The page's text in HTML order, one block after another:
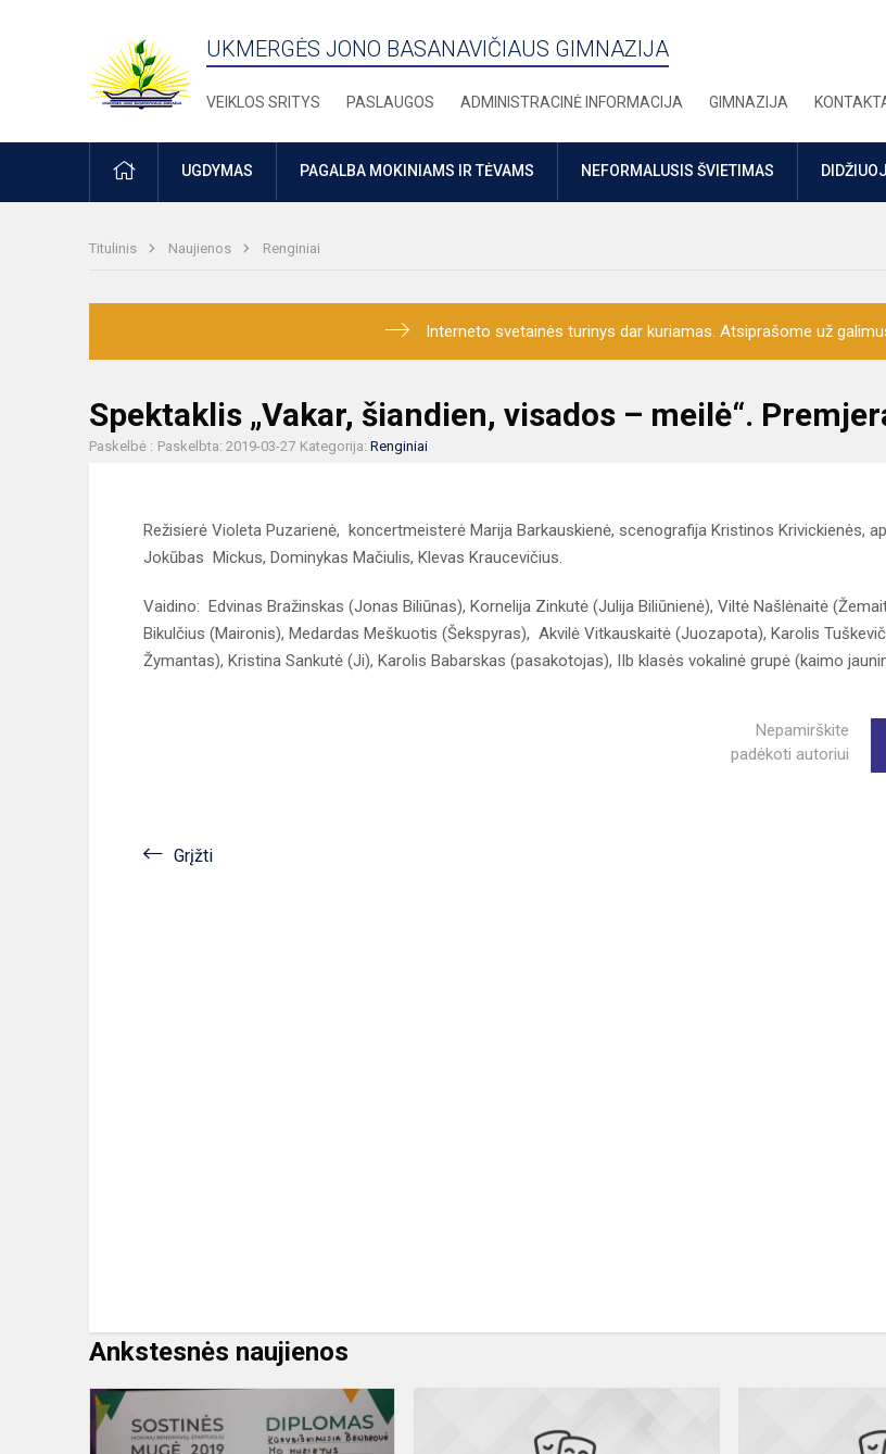
UKMERGĖS JONO BASANAVIČIAUS GIMNAZIJA
VEIKLOS SRITYS PASLAUGOS ADMINISTRACINĖ INFORMACIJA GIMNAZIJA
PRADŽIAUGDYMAS PAGALBA MOKINIAMS IR TĖVAMS NEFORMALUSIS ŠVIETIMAS
Titulinis Naujienos Renginiai
Interneto svetainės turinys dar kuriamas. Atsiprašome už
Spektaklis „Vakar, šiandien, visados – meilė“.
Paskelbė : Paskelbta: 2019-03-27 Kategorija: Renginiai
Režisierė Violeta Puzarienė, koncertmeisterė Marija Barkauskienė, scenografija Kristinos Krivickienės,
Jokūbas Mickus, Dominykas Mačiulis, Klevas Kraucevičius.
Vaidino: Edvinas Bražinskas (Jonas Biliūnas), Kornelija Zinkutė (Julija Biliūnienė), Viltė Našlėnaitė
Bikulčius (Maironis), Medardas Meškuotis (Šekspyras), Akvilė Vitkauskaitė (Juozapota), Karolis
Žymantas), Kristina Sankutė (Ji), Karolis Babarskas (pasakotojas), IIb klasės vokalinė grupė (kaimo
Nepamirškite
padėkoti autoriui
Grįžti
Ankstesnės naujienos